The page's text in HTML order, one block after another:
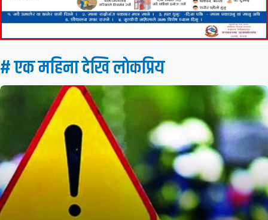
# एक महिना देखि लाेकप्रिय